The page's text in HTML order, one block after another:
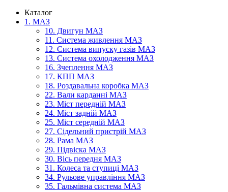
Каталог
1. МАЗ
10. Двигун МАЗ
11. Система живлення МАЗ
12. Система випуску газів МАЗ
13. Система охолодження МАЗ
16. Зчеплення МАЗ
17. КПП МАЗ
18. Роздавальна коробка МАЗ
22. Вали карданні МАЗ
23. Міст передній МАЗ
24. Міст задній МАЗ
25. Міст середній МАЗ
27. Сідельний пристрій МАЗ
28. Рама МАЗ
29. Підвіска МАЗ
30. Вісь передня МАЗ
31. Колеса та ступиці МАЗ
34. Рульове управління МАЗ
35. Гальмівна система МАЗ